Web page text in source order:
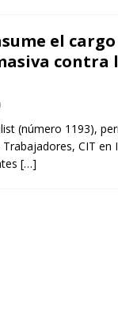
el
contra
(número 1193),
CIT en
[…]